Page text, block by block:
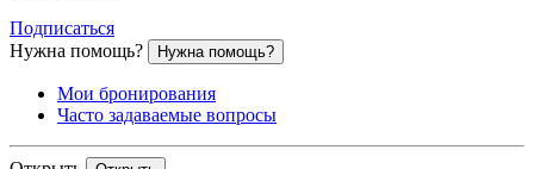
Подписаться
Нужна помощь?
Нужна помощь?
Мои бронирования
Часто задаваемые вопросы